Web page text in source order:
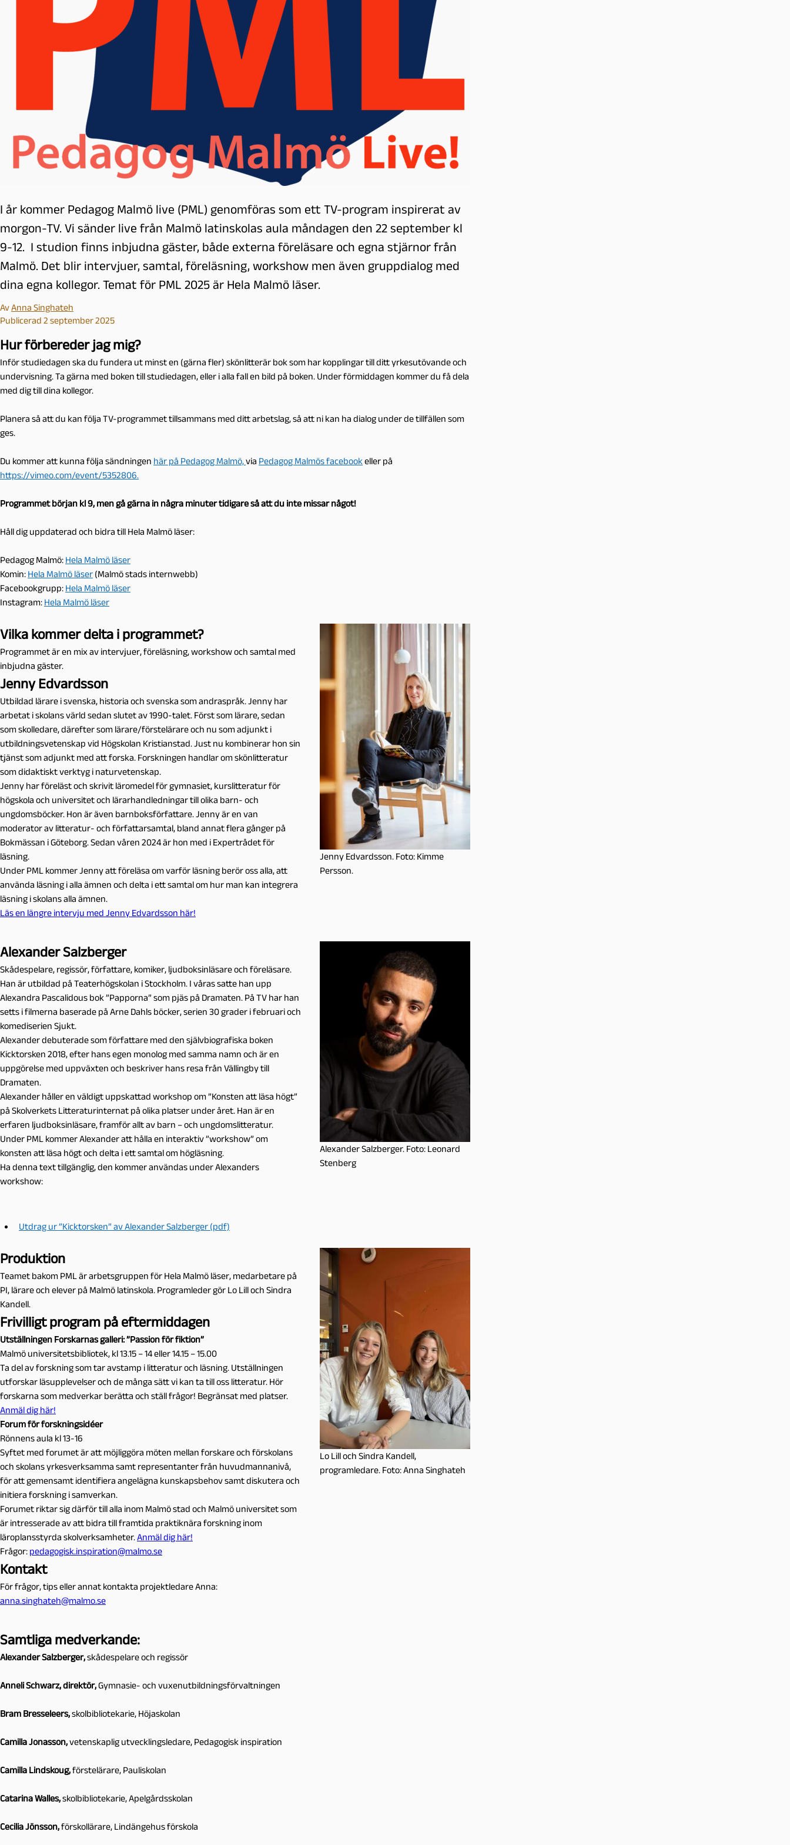
I år kommer Pedagog Malmö live (PML) genomföras som ett TV-program inspirerat av
morgon-TV. Vi sänder live från Malmö latinskolas aula måndagen den 22 september kl
9-12. I studion finns inbjudna gäster, både externa föreläsare och egna stjärnor från
Malmö. Det blir intervjuer, samtal, föreläsning, workshow men även gruppdialog med
dina egna kollegor. Temat för PML 2025 är Hela Malmö läser.
AvAnna Singhateh
Publicerad 2 september 2025
Hur förbereder jag mig?
Inför studiedagen ska du fundera ut minst en (gärna fler) skönlitterär bok som har kopplingar till ditt yrkesutövande och
undervisning. Ta gärna med boken till studiedagen, eller i alla fall en bild på boken. Under förmiddagen kommer du få dela
med dig till dina kollegor.
Planera så att du kan följa TV-programmet tillsammans med ditt arbetslag, så att ni kan ha dialog under de tillfällen som
ges.
Du kommer att kunna följa sändningen här på Pedagog Malmö,via Pedagog Malmös facebookeller på
https://vimeo.com/event/5352806.
Programmet början kl 9, men gå gärna in några minuter tidigare så att du inte missar något!
Håll dig uppdaterad och bidra till Hela Malmö läser:
Pedagog Malmö: Hela Malmö läser
Komin: Hela Malmö läser (Malmö stads internwebb)
Facebookgrupp: Hela Malmö läser
Instagram: Hela Malmö läser
Vilka kommer delta i programmet?
Programmet är en mix av intervjuer, föreläsning, workshow och samtal med
inbjudna gäster.
Jenny Edvardsson
Utbildad lärare i svenska, historia och svenska som andraspråk. Jenny har
arbetat i skolans värld sedan slutet av 1990-talet. Först som lärare, sedan
som skolledare, därefter som lärare/förstelärare och nu som adjunkt i
utbildningsvetenskap vid Högskolan Kristianstad. Just nu kombinerar hon sin
tjänst som adjunkt med att forska. Forskningen handlar om skönlitteratur
som didaktiskt verktyg i naturvetenskap.
Jenny har föreläst och skrivit läromedel för gymnasiet, kurslitteratur för
högskola och universitet och lärarhandledningar till olika barn- och
ungdomsböcker. Hon är även barnboksförfattare. Jenny är en van
moderator av litteratur- och författarsamtal, bland annat flera gånger på
Bokmässan i Göteborg. Sedan våren 2024 är hon med i Expertrådet för
läsning.
Under PML kommer Jenny att föreläsa om varför läsning berör oss alla, att
använda läsning i alla ämnen och delta i ett samtal om hur man kan integrera
läsning i skolans alla ämnen.
Läs en längre intervju med Jenny Edvardsson här!
Jenny Edvardsson. Foto: Kimme
Persson.
Alexander Salzberger
Skådespelare, regissör, författare, komiker, ljudboksinläsare och föreläsare.
Han är utbildad på Teaterhögskolan i Stockholm. I våras satte han upp
Alexandra Pascalidous bok ”Papporna” som pjäs på Dramaten. På TV har han
setts i filmerna baserade på Arne Dahls böcker, serien 30 grader i februari och
komediserien Sjukt.
Alexander debuterade som författare med den självbiografiska boken
Kicktorsken 2018, efter hans egen monolog med samma namn och är en
uppgörelse med uppväxten och beskriver hans resa från Vällingby till
Dramaten.
Alexander håller en väldigt uppskattad workshop om ”Konsten att läsa högt”
på Skolverkets Litteraturinternat på olika platser under året. Han är en
erfaren ljudboksinläsare, framför allt av barn – och ungdomslitteratur.
Under PML kommer Alexander att hålla en interaktiv ”workshow” om
konsten att läsa högt och delta i ett samtal om högläsning.
Ha denna text tillgänglig, den kommer användas under Alexanders
workshow:
Alexander Salzberger. Foto: Leonard
Stenberg
Utdrag ur ”Kicktorsken” av Alexander Salzberger (pdf)
Produktion
Teamet bakom PML är arbetsgruppen för Hela Malmö läser, medarbetare på
PI, lärare och elever på Malmö latinskola. Programleder gör Lo Lill och Sindra
Kandell.
Frivilligt program på eftermiddagen
Utställningen Forskarnas galleri: ”Passion för fiktion”
Malmö universitetsbibliotek, kl 13.15 – 14 eller 14.15 – 15.00
Ta del av forskning som tar avstamp i litteratur och läsning. Utställningen
utforskar läsupplevelser och de många sätt vi kan ta till oss litteratur. Hör
forskarna som medverkar berätta och ställ frågor! Begränsat med platser.
Anmäl dig här!
Forum för forskningsidéer
Rönnens aula kl 13-16
Syftet med forumet är att möjliggöra möten mellan forskare och förskolans
och skolans yrkesverksamma samt representanter från huvudmannanivå,
för att gemensamt identifiera angelägna kunskapsbehov samt diskutera och
initiera forskning i samverkan.
Forumet riktar sig därför till alla inom Malmö stad och Malmö universitet som
är intresserade av att bidra till framtida praktiknära forskning inom
läroplansstyrda skolverksamheter. Anmäl dig här!
Frågor: pedagogisk.inspiration@malmo.se
Kontakt
För frågor, tips eller annat kontakta projektledare Anna:
anna.singhateh@malmo.se
Lo Lill och Sindra Kandell,
programledare. Foto: Anna Singhateh
Samtliga medverkande:
Alexander Salzberger,skådespelare och regissör
Anneli Schwarz, direktör,Gymnasie- och vuxenutbildningsförvaltningen
Bram Bresseleers,skolbibliotekarie, Höjaskolan
Camilla Jonasson,vetenskaplig utvecklingsledare, Pedagogisk inspiration
Camilla Lindskoug,förstelärare, Pauliskolan
Catarina Walles,skolbibliotekarie, Apelgårdsskolan
Cecilia Jönsson,förskollärare, Lindängehus förskola